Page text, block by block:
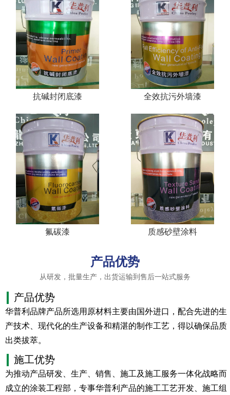
抗碱封闭底漆 全效抗污外墙漆
氟碳漆 质感砂壁涂料
产品优势
从研发，批量生产，出货运输到售后一站式服务
产品优势
华普利品牌产品所选用原材料主要由国外进口，配合先进的生
产技术、现代化的生产设备和精湛的制作工艺，得以确保品质
出类拔萃。
施工优势
为推动产品研发、生产、销售、施工及施工服务一体化战略而
成立的涂装工程部，专事华普利产品的施工工艺开发、施工组